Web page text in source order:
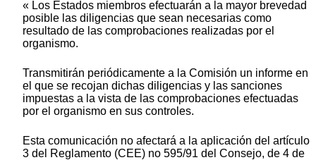
« Los Estados miembros efectuarán a la mayor brevedad
posible las diligencias que sean necesarias como
resultado de las comprobaciones realizadas por el
organismo.
Transmitirán periódicamente a la Comisión un informe en
el que se recojan dichas diligencias y las sanciones
impuestas a la vista de las comprobaciones efectuadas
por el organismo en sus controles.
Esta comunicación no afectará a la aplicación del artículo
3 del Reglamento (CEE) no 595/91 del Consejo, de 4 de